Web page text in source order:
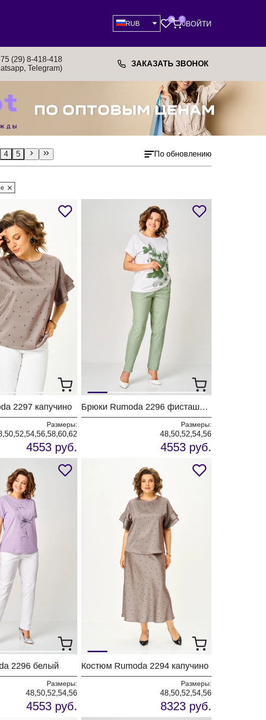
RUB
0 0
0ВОЙТИ
(29) 8-418-418
Telegram)
ЗАКАЗАТЬ ЗВОНОК
По обновлению
4 5
2297 капучино
Размеры:
4553 руб.
Брюки Rumoda 2296 фисташковый
Размеры:
48,50,52,54,56
4553 руб.
2296 белый
Размеры:
48,50,52,54,56
4553 руб.
Костюм Rumoda 2294 капучино
Размеры:
48,50,52,54,56
8323 руб.